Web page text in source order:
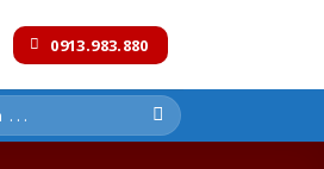
0913.983.880